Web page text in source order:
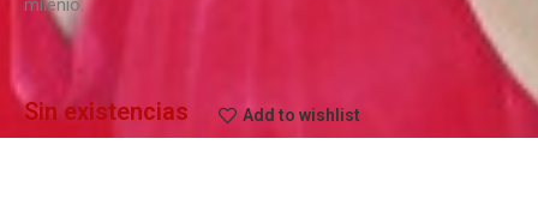
milenio.
Sin existencias Add to wishlist